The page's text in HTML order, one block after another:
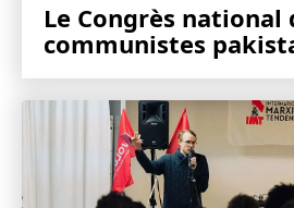
Le Congrès national
communistes